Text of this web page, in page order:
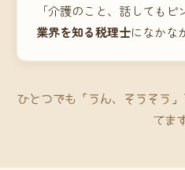
「介護のこと、話してもピ
業界を知る税理士になかな
ひとつでも「うん、そうそう
てます